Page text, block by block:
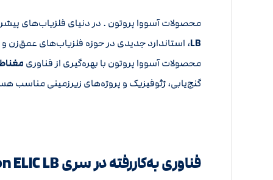
محصولات آسووا پروتون . در دنیای فلزیاب‌های
LB، استاندارد جدیدی در حوزه فلزیاب‌های عمق‌زن
محصولات آسووا پروتون با بهره‌گیری از فناوری
گنج‌یابی، ژئوفیزیک و پروژه‌های زیرزمینی مناسب
فناوری به‌کاررفته در سری Proton ELIC LB